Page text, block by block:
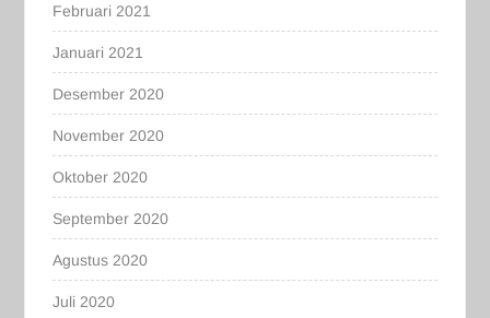
Februari 2021
Januari 2021
Desember 2020
November 2020
Oktober 2020
September 2020
Agustus 2020
Juli 2020